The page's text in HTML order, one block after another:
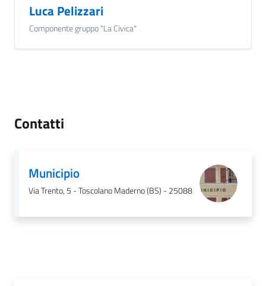
Luca Pelizzari
Componente gruppo "La Civica"
Contatti
Municipio
Via Trento, 5 - Toscolano Maderno (BS) - 25088